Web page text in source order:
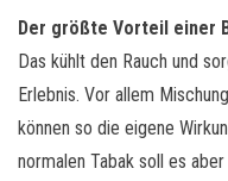
Der größte Vorteil einer
Das kühlt den Rauch und
Erlebnis. Vor allem
können so die eigene
normalen Tabak soll es